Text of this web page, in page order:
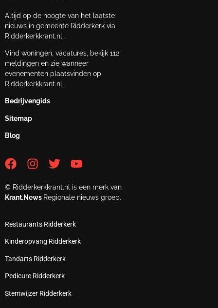
Altijd op de hoogte van het laatste
nieuws in gemeente Ridderkerk via
Ridderkerkkrant.nl.
Vind woningen, vacatures, bekijk 112
meldingen en zie wanneer
evenementen plaatsvinden op
Ridderkerkkrant.nl.
Bedrijvengids
Sitemap
Blog
© Ridderkerkkrant.nl is een merk van
Krant.News Regionale nieuws groep.
Restaurants Ridderkerk
Kinderopvang Ridderkerk
Tandarts Ridderkerk
Pedicure Ridderkerk
Stemwijzer Ridderkerk